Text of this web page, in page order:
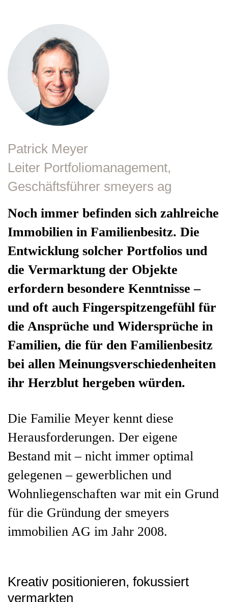
Patrick Meyer
Leiter Portfoliomanagement,
Geschäftsführer smeyers ag
Noch immer befinden sich zahlreiche
Immobilien in Familienbesitz. Die
Entwicklung solcher Portfolios und
die Vermarktung der Objekte
erfordern besondere Kenntnisse –
und oft auch Fingerspitzengefühl für
die Ansprüche und Widersprüche in
Familien, die für den Familienbesitz
bei allen Meinungsverschiedenheiten
ihr Herzblut hergeben würden.
Die Familie Meyer kennt diese
Herausforderungen. Der eigene
Bestand mit – nicht immer optimal
gelegenen – gewerblichen und
Wohnliegenschaften war mit ein Grund
für die Gründung der smeyers
immobilien AG im Jahr 2008.
Kreativ positionieren, fokussiert
vermarkten